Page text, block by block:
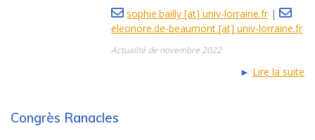
sophie.bailly [at] univ-lorraine.fr|
eleonore.de-beaumont [at] univ-lorraine.fr
Actualité de novembre 2022
► Lire la suite
Congrès Ranacles